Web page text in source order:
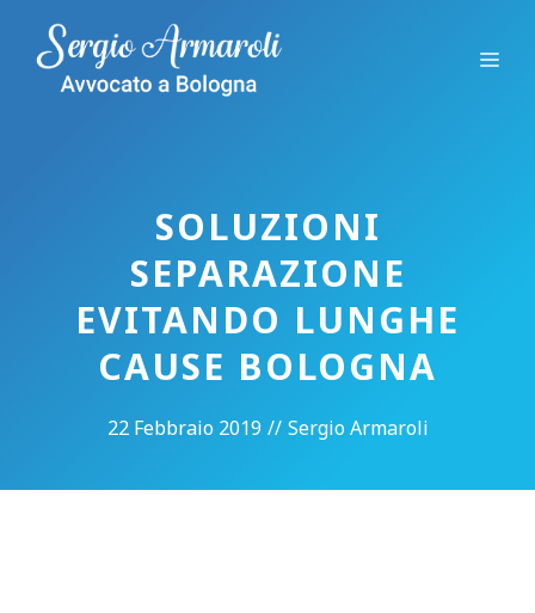
contenuto
SOLUZIONI
SEPARAZIONE
EVITANDO LUNGHE
CAUSE BOLOGNA
22 Febbraio 2019 // Sergio Armaroli